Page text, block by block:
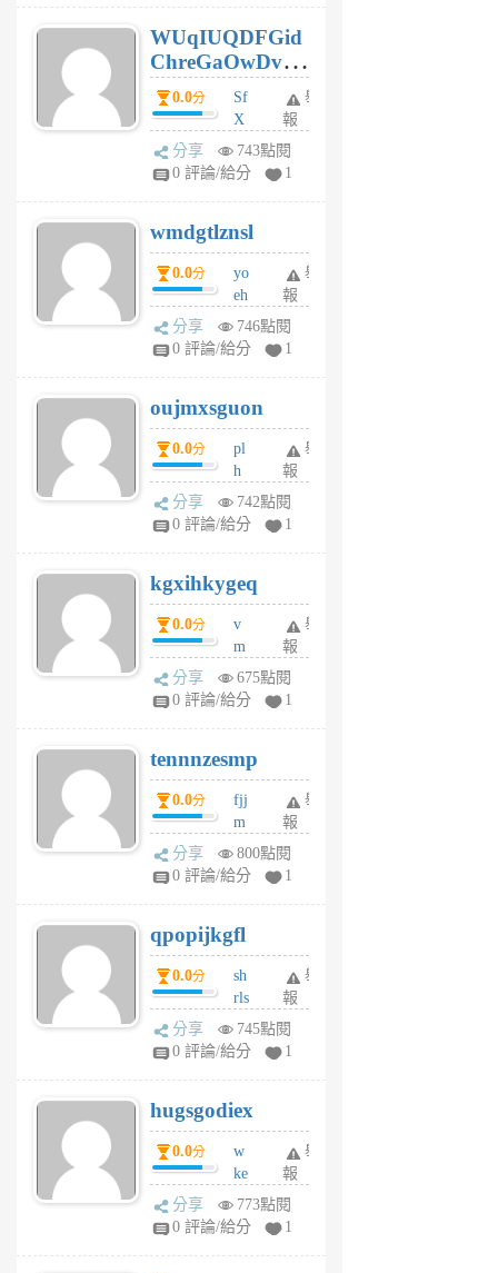
個
月
前
WUqIUQDFGid
ChreGaOwDv
dY0.0分
Sf
X
Pe
Jc
R
P
m
v
A
V
個
月
前
舉
報
分享
743點閱
0 評論/給分
1
wmdgtlznsl
0.0分
yo
eh
ld
gy
個
月
前
舉
報
分享
746點閱
0 評論/給分
1
oujmxsguon
0.0分
pl
h
wi
w
6
個
月
前
舉
報
分享
742點閱
0 評論/給分
1
kgxihkygeq
0.0分
v
m
sg
sr
6
個
月
前
舉
報
分享
675點閱
0 評論/給分
1
tennnzesmp
0.0分
fjj
m
w
rs
6
個
月
前
舉
報
分享
800點閱
0 評論/給分
1
qpopijkgfl
0.0分
sh
rls
k
m
6
個
月
前
舉
報
分享
745點閱
0 評論/給分
1
hugsgodiex
0.0分
w
ke
rv
pj
舉
報
分享
773點閱
0 評論/給分
1